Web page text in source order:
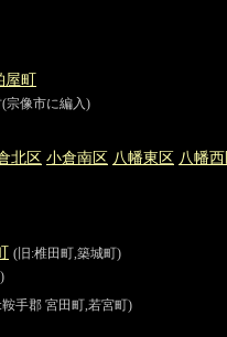
屋町
(宗像市に編入)
北区 小倉南区 八幡東区 八幡西
(旧:椎田町,築城町)
手郡 宮田町,若宮町)